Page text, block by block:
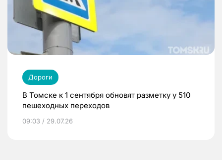
Дороги
В Томске к 1 сентября обновят разметку у 510
пешеходных переходов
09:03 / 29.07.26